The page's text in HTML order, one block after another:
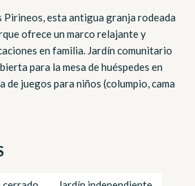
Pirineos, esta antigua granja rodeada
ofrece un marco relajante y
en familia. Jardín comunitario
para la mesa de huéspedes en
de juegos para niños (columpio, cama